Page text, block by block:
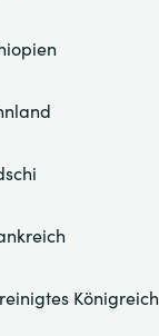
Königreich